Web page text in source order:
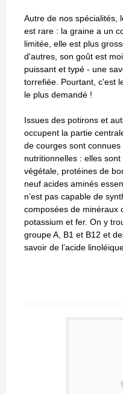
Autre de nos spécialités,
est rare : la graine a un
limitée, elle est plus
d'autres, son goût est
puissant et typé - une
torrefiée. Pourtant, c'est
le plus demandé !
Issues des potirons et
occupent la partie
de courges sont
nutritionnelles : elles
végétale, protéines de
neuf acides aminés
n’est pas capable de
composées de minéraux
potassium et fer. On y
groupe A, B1 et B12 et
savoir de l’acide